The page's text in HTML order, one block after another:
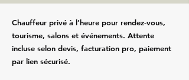
Chauffeur privé à l’heure pour rendez‑vous,
tourisme, salons et événements. Attente
incluse selon devis, facturation pro, paiement
par lien sécurisé.